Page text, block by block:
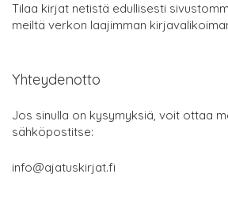
Tilaa kirjat netistä edullisesti
meiltä verkon laajimman
Yhteydenotto
Jos sinulla on kysymyksiä, voit ottaa
sähköpostitse:
info@ajatuskirjat.fi